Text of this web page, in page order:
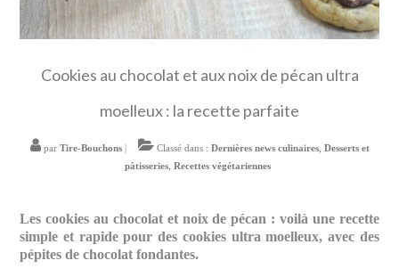
Cookies au chocolat et aux noix de pécan ultra
moelleux : la recette parfaite
par Tire-Bouchons| Classé dans : Dernières news culinaires, Desserts et
pâtisseries, Recettes végétariennes
Les cookies au chocolat et noix de pécan : voilà une recette
simple et rapide pour des cookies ultra moelleux, avec des
pépites de chocolat fondantes.